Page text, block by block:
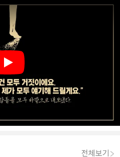
Play
전체보기